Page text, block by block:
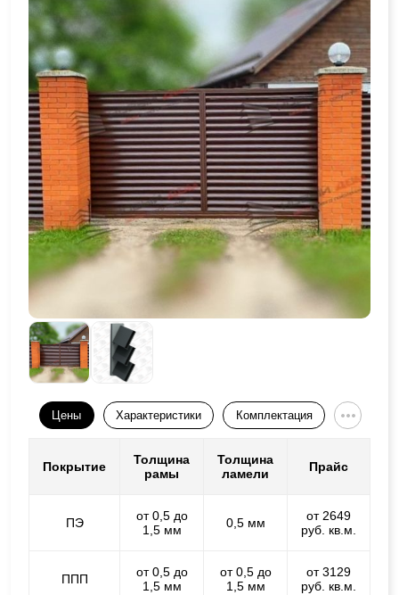
Цены Характеристики Комплектация
Покрытие
Толщина
рамы
Толщина
ламели
Прайс
ПЭ
от 0,5 до
1,5 мм
0,5 мм
от 2649
руб. кв.м.
ППП
от 0,5 до
1,5 мм
от 0,5 до
1,5 мм
от 3129
руб. кв.м.